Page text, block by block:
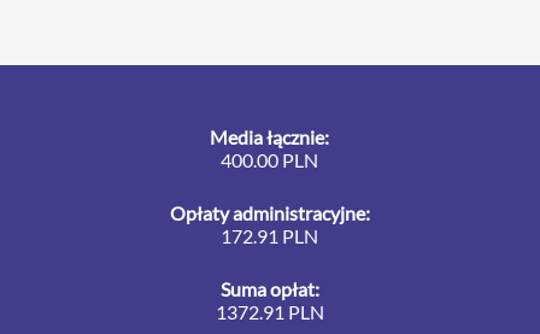
Media łącznie:
400.00 PLN
Opłaty administracyjne:
172.91 PLN
Suma opłat:
1372.91 PLN